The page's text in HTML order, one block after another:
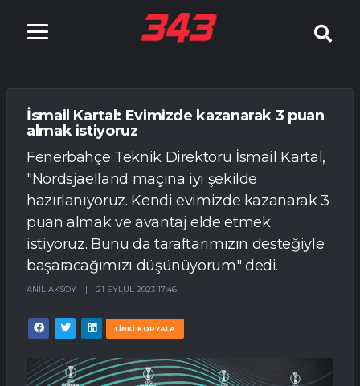
İsmail Kartal: Evimizde kazanarak 3 puan
almak istiyoruz
Fenerbahçe Teknik Direktörü İsmail Kartal,
"Nordsjaelland maçına iyi şekilde
hazırlanıyoruz. Kendi evimizde kazanarak 3
puan almak ve avantaj elde etmek
istiyoruz. Bunu da taraftarımızın desteğiyle
başaracağımızı düşünüyorum" dedi.
ANIL AKSOY | 21 EYLÜL 2023 17:46
LİNKİ KOPYALA